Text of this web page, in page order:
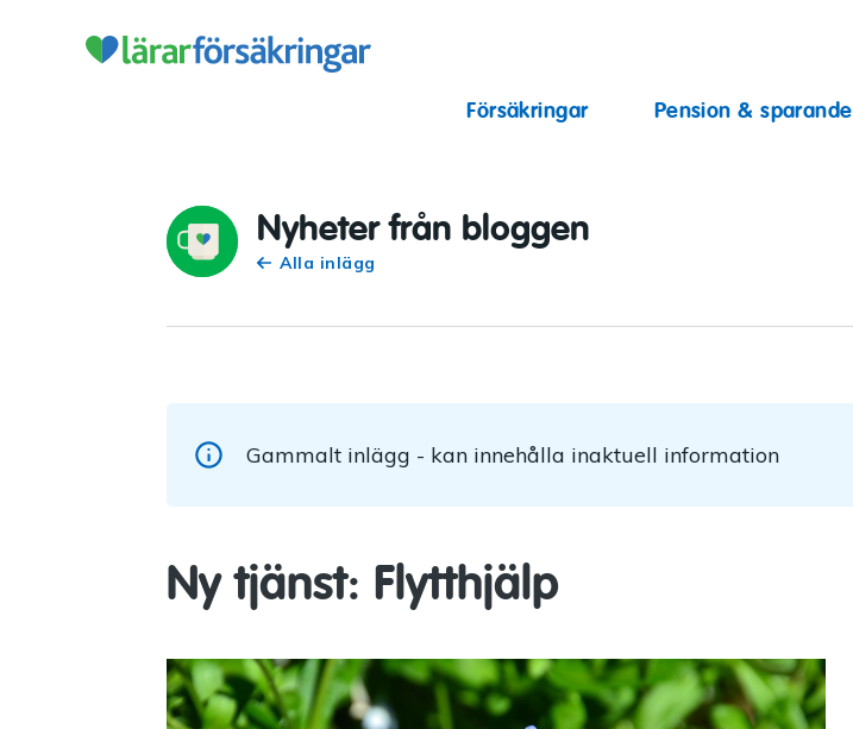
Försäkringar Pension & sparande
Nyheter från bloggen
Alla inlägg
Gammalt inlägg - kan innehålla inaktuell information
Ny tjänst: Flytthjälp